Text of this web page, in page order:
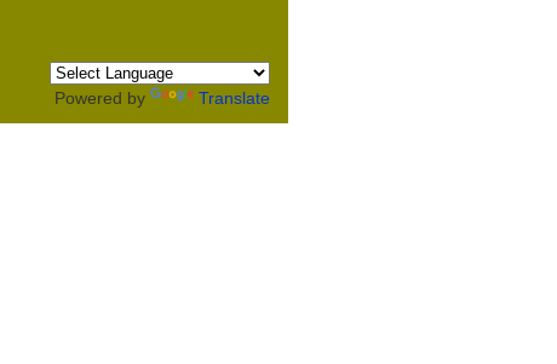
Powered by Translate